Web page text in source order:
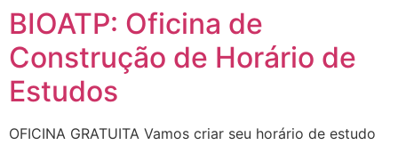
BIOATP: Oficina de
Construção de Horário de
Estudos
OFICINA GRATUITA Vamos criar seu horário de estudo